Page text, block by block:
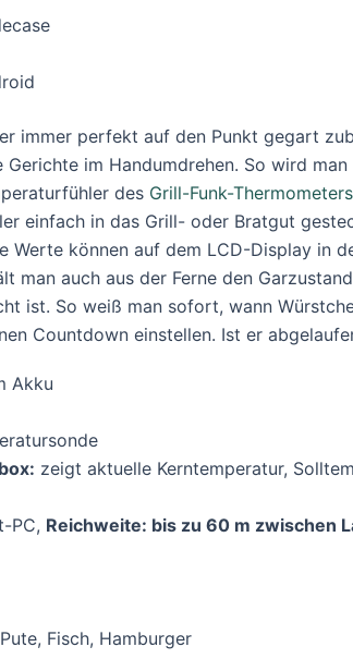
immer perfekt auf den Punkt gegart
im Handumdrehen. So wird
des Grill-Funk-Thermometers
einfach in das Grill- oder Bratgut
können auf dem LCD-Display in
auch aus der Ferne den
ist. So weiß man sofort, wann
Countdown einstellen. Ist er
Akku
zeigt aktuelle Kerntemperatur,
PC, Reichweite: bis zu 60 m zwischen
Fisch, Hamburger